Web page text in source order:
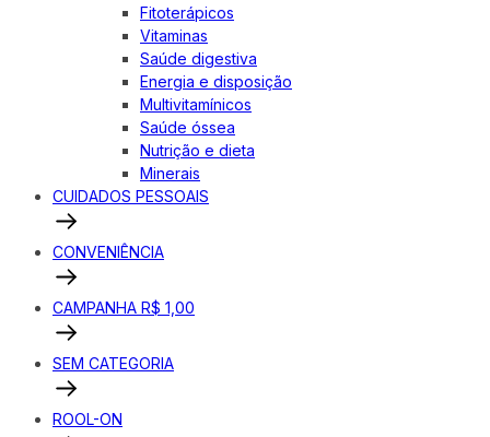
Fitoterápicos
Vitaminas
Saúde digestiva
Energia e disposição
Multivitamínicos
Saúde óssea
Nutrição e dieta
Minerais
CUIDADOS PESSOAIS
CONVENIÊNCIA
CAMPANHA R$ 1,00
SEM CATEGORIA
ROOL-ON